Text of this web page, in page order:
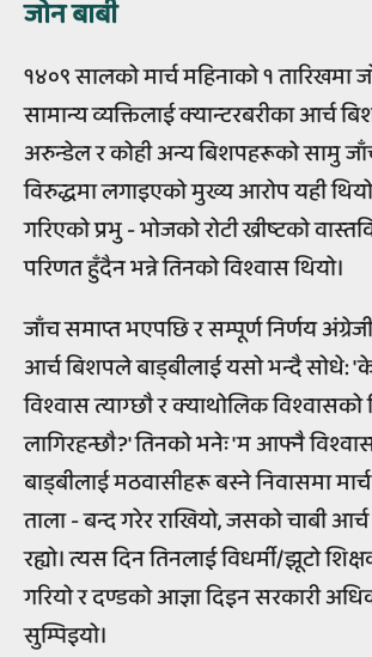
जोन बाबी
१४०९ सालको मार्च महिनाको १ तारिखमा
सामान्य व्यक्तिलाई क्यान्टरबरीका आर्च
अरुन्डेल र कोही अन्य बिशपहरूको सामु
विरुद्धमा लगाइएको मुख्य आरोप यही
गरिएको प्रभु - भोजको रोटी ख्रीष्टको
परिणत हुँदैन भन्ने तिनको विश्वास थियो।
जाँच समाप्त भएपछि र सम्पूर्ण निर्णय
आर्च बिशपले बाड्बीलाई यसो भन्दै सोधे:
विश्वास त्याग्छौ र क्याथोलिक विश्वासको
लागिरहन्छौ?' तिनको भनेः 'म आफ्नै
बाड्बीलाई मठवासीहरू बस्ने निवासमा
ताला - बन्द गरेर राखियो, जसको चाबी
रह्यो। त्यस दिन तिनलाई विधर्मी/झूटो
गरियो र दण्डको आज्ञा दिइन सरकारी
सुम्पिइयो।